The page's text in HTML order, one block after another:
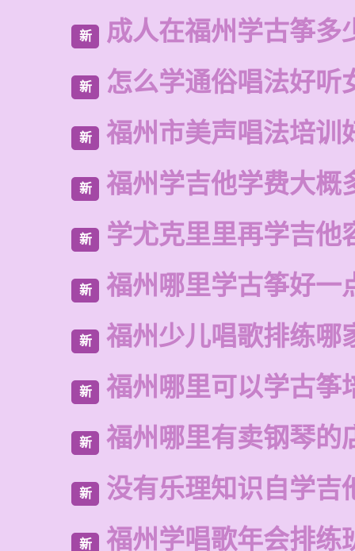
新 成人在福州学古筝多
新 怎么学通俗唱法好听
新 福州市美声唱法培训
新 福州学吉他学费大概
新 学尤克里里再学吉他
新 福州哪里学古筝好一
新 福州少儿唱歌排练哪
新 福州哪里可以学古筝
新 福州哪里有卖钢琴的
新 没有乐理知识自学吉
新 福州学唱歌年会排练